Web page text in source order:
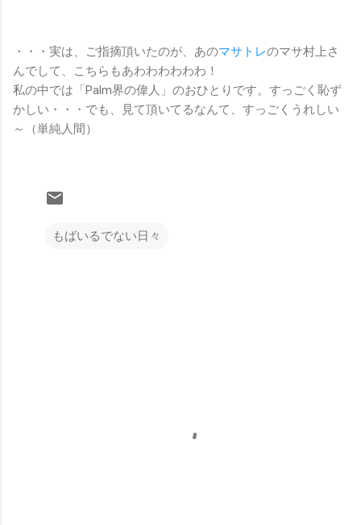
・・・実は、ご指摘頂いたのが、あのマサトレのマサ村上さ
んでして、こちらもあわわわわわわ！
私の中では「Palm界の偉人」のおひとりです。すっごく恥ず
かしい・・・でも、見て頂いてるなんて、すっごくうれしい
～（単純人間）
もばいるでない日々